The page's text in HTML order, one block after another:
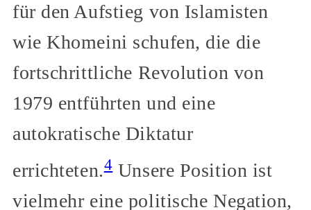
für den Aufstieg von Islamisten
wie Khomeini schufen, die die
fortschrittliche Revolution von
1979 entführten und eine
autokratische Diktatur
errichteten.4Unsere Position ist
vielmehr eine politische Negation,